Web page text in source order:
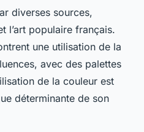
diverses sources,
l’art populaire français.
une utilisation de la
avec des palettes
de la couleur est
déterminante de son